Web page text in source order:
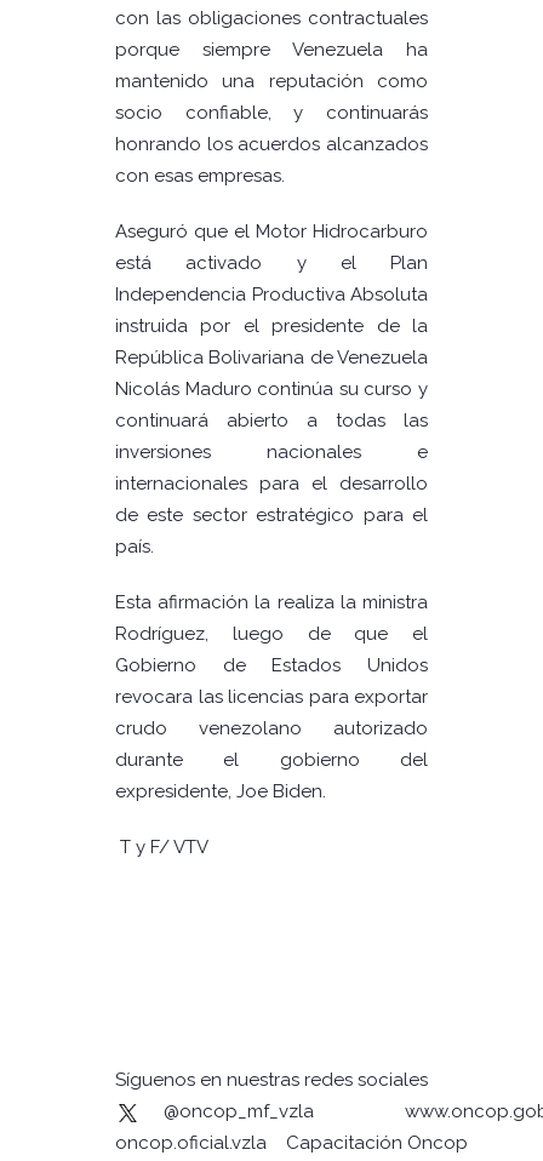
con las obligaciones contractuales
porque siempre Venezuela ha
mantenido una reputación como
socio confiable, y continuarás
honrando los acuerdos alcanzados
con esas empresas.
Aseguró que el Motor Hidrocarburo
está activado y el Plan
Independencia Productiva Absoluta
instruida por el presidente de la
República Bolivariana de Venezuela
Nicolás Maduro continúa su curso y
continuará abierto a todas las
inversiones nacionales e
internacionales para el desarrollo
de este sector estratégico para el
país.
Esta afirmación la realiza la ministra
Rodríguez, luego de que el
Gobierno de Estados Unidos
revocara las licencias para exportar
crudo venezolano autorizado
durante el gobierno del
expresidente, Joe Biden.
T y F/ VTV
Síguenos en nuestras redes sociales
@oncop_mf_vzla
oncop.oficial.vzla
Capacitación Oncop